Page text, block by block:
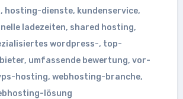
, hosting-dienste, kundenservice,
ladezeiten, shared hosting,
wordpress-, top-
, umfassende bewertung, vor-
hosting, webhosting-branche,
lösung